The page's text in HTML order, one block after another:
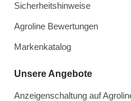
Sicherheitshinweise
Agroline Bewertungen
Markenkatalog
Unsere Angebote
Anzeigenschaltung auf